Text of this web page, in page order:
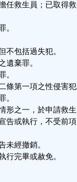
任救生員；已取得
。
括過失犯。
棄罪。
一項之性侵害犯
形之一，於申請救
告或執行，不受前
經撤銷。
畢或赦免。